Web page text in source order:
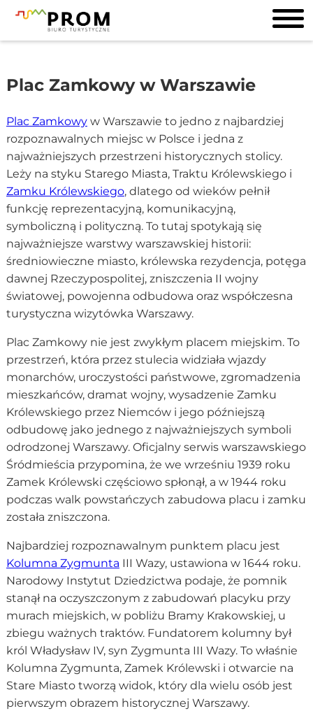
Plac Zamkowy w Warszawie
Plac Zamkowyw Warszawie to jedno z najbardziej
rozpoznawalnych miejsc w Polsce i jedna z
najważniejszych przestrzeni historycznych stolicy.
Leży na styku Starego Miasta, Traktu Królewskiego i
Zamku Królewskiego, dlatego od wieków pełnił
funkcję reprezentacyjną, komunikacyjną,
symboliczną i polityczną. To tutaj spotykają się
najważniejsze warstwy warszawskiej historii:
średniowieczne miasto, królewska rezydencja, potęga
dawnej Rzeczypospolitej, zniszczenia II wojny
światowej, powojenna odbudowa oraz współczesna
turystyczna wizytówka Warszawy.
Plac Zamkowy nie jest zwykłym placem miejskim. To
przestrzeń, która przez stulecia widziała wjazdy
monarchów, uroczystości państwowe, zgromadzenia
mieszkańców, dramat wojny, wysadzenie Zamku
Królewskiego przez Niemców i jego późniejszą
odbudowę jako jednego z najważniejszych symboli
odrodzonej Warszawy. Oficjalny serwis warszawskiego
Śródmieścia przypomina, że we wrześniu 1939 roku
Zamek Królewski częściowo spłonął, a w 1944 roku
podczas walk powstańczych zabudowa placu i zamku
została zniszczona.
Najbardziej rozpoznawalnym punktem placu jest
Kolumna Zygmunta III Wazy, ustawiona w 1644 roku.
Narodowy Instytut Dziedzictwa podaje, że pomnik
stanął na oczyszczonym z zabudowań placyku przy
murach miejskich, w pobliżu Bramy Krakowskiej, u
zbiegu ważnych traktów. Fundatorem kolumny był
król Władysław IV, syn Zygmunta III Wazy. To właśnie
Kolumna Zygmunta, Zamek Królewski i otwarcie na
Stare Miasto tworzą widok, który dla wielu osób jest
pierwszym obrazem historycznej Warszawy.